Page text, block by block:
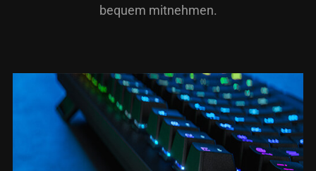
bequem mitnehmen.